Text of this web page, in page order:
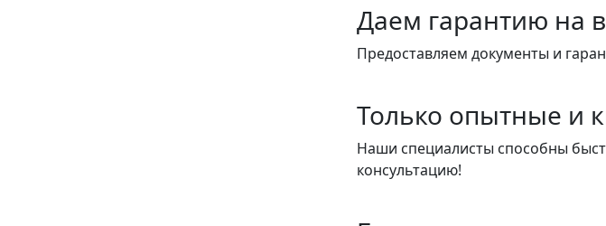
Даем гарантию на
Предоставляем документы и
Только опытные и
Наши специалисты способны
консультацию!